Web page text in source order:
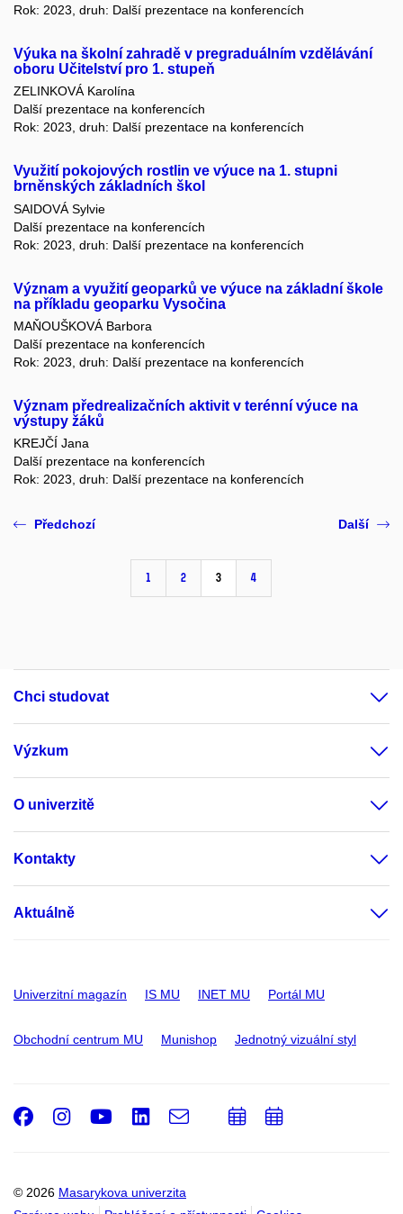
Rok: 2023, druh: Další prezentace na konferencích
Výuka na školní zahradě v pregraduálním vzdělávání
oboru Učitelství pro 1. stupeň
ZELINKOVÁ Karolína
Další prezentace na konferencích
Rok: 2023, druh: Další prezentace na konferencích
Využití pokojových rostlin ve výuce na 1. stupni
brněnských základních škol
SAIDOVÁ Sylvie
Další prezentace na konferencích
Rok: 2023, druh: Další prezentace na konferencích
Význam a využití geoparků ve výuce na základní škole
na příkladu geoparku Vysočina
MAŇOUŠKOVÁ Barbora
Další prezentace na konferencích
Rok: 2023, druh: Další prezentace na konferencích
Význam předrealizačních aktivit v terénní výuce na
výstupy žáků
KREJČÍ Jana
Další prezentace na konferencích
Rok: 2023, druh: Další prezentace na konferencích
Předchozí
1 2 3 4
Další
Chci studovat
Výzkum
O univerzitě
Kontakty
Aktuálně
Univerzitní magazín IS MU INET MU Portál MU
Obchodní centrum MU Munishop Jednotný vizuální styl
© 2026 Masarykova univerzita
Facebook
Instagram
Youtube
LinkedIn
e-
PřidatPřidat